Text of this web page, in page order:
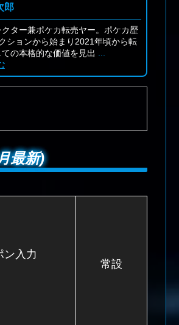
郎
ター兼ポケカ転売ヤー。ポケカ歴
ションから始まり2021年頃から転
の本格的な価値を見出
最新)
ン入力
常設